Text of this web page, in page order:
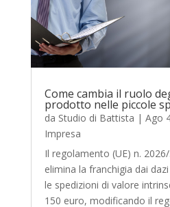
Come cambia il ruolo
prodotto nelle piccole
da Studio di Battista | Ago
Impresa
Il regolamento (UE) n.
elimina la franchigia dai
le spedizioni di valore
150 euro, modificando il